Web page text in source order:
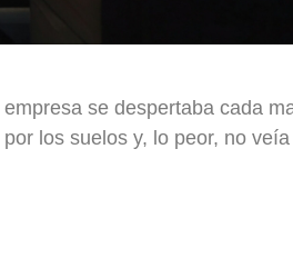
se despertaba cada
los suelos y, lo peor, no